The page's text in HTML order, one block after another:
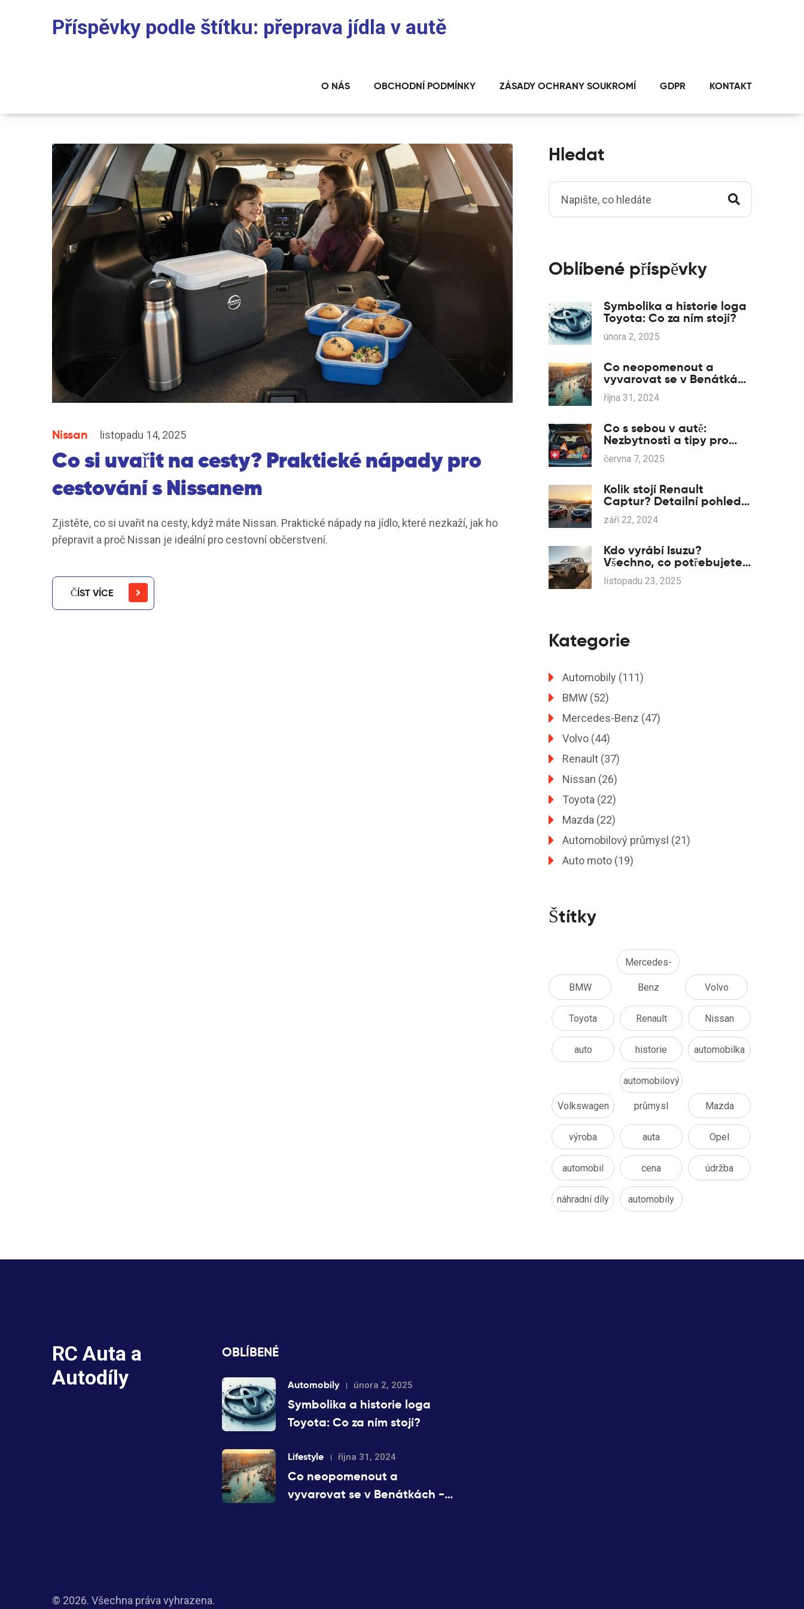
Příspěvky podle štítku: přeprava jídla v autě
O NÁS OBCHODNÍ PODMÍNKY ZÁSADY OCHRANY SOUKROMÍ GDPR KONTAKT
Nissan listopadu 14, 2025
Co si uvařit na cesty? Praktické nápady pro
cestování s Nissanem
Zjistěte, co si uvařit na cesty, když máte Nissan. Praktické nápady na jídlo, které nezkaží, jak ho
přepravit a proč Nissan je ideální pro cestovní občerstvení.
ČÍST VÍCE
Hledat
Oblíbené příspěvky
Symbolika a historie loga
Toyota: Co za ním stojí?
února 2, 2025
Co neopomenout a
vyvarovat se v Benátkách
- Praktické tipy k
uspokojivému pobytu
října 31, 2024
Co s sebou v autě:
Nezbytnosti a tipy pro
majitele Mazdy
června 7, 2025
Kolik stojí Renault
Captur? Detailní pohled
na ceny a vlastnosti
září 22, 2024
Kdo vyrábí Isuzu?
Všechno, co potřebujete
vědět o výrobci a jeho
vztahu k Opelu
listopadu 23, 2025
Kategorie
Automobily (111)
BMW (52)
Mercedes-Benz (47)
Volvo (44)
Renault (37)
Nissan (26)
Toyota (22)
Mazda (22)
Automobilový průmysl (21)
Auto moto (19)
Štítky
BMW
Mercedes-
Benz Volvo
Toyota Renault Nissan
auto historie automobilka
Volkswagen
automobilový
průmysl Mazda
výroba auta Opel
automobil cena údržba
náhradní díly automobily
RC Auta a
Autodíly
OBLÍBENÉ
Automobily února 2, 2025
Symbolika a historie loga
Toyota: Co za ním stojí?
Lifestyle října 31, 2024
Co neopomenout a
vyvarovat se v Benátkách -
© 2026. Všechna práva vyhrazena.